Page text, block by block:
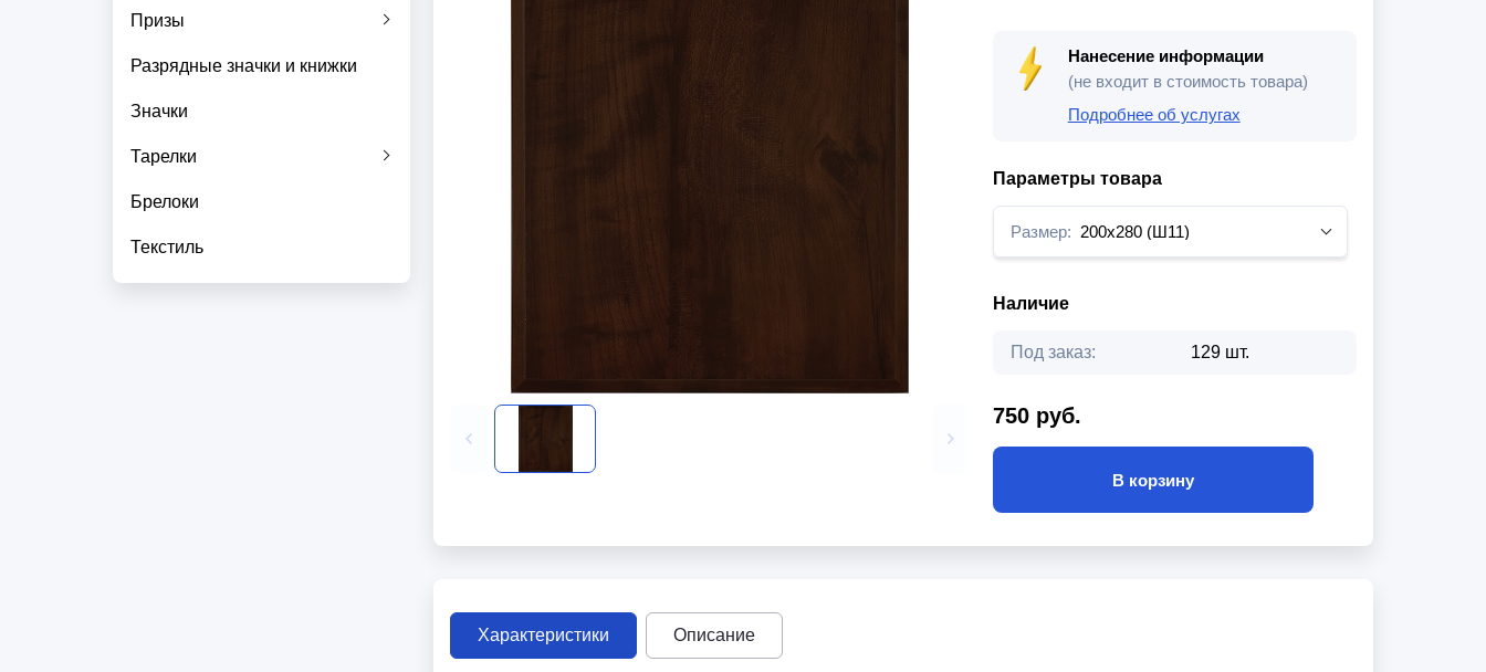
Призы
Разрядные значки и книжки
Значки
Тарелки
Брелоки
Текстиль
Нанесение информации
(не входит в стоимость товара)
Подробнее об услугах
Параметры товара
Размер: 200х280 (Ш11)
Наличие
Под заказ: 129 шт.
750 руб.
В корзину
Характеристики Описание